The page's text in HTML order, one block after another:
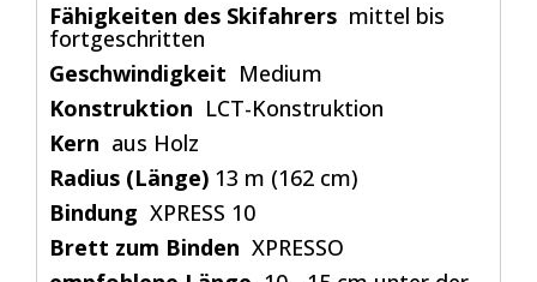
Fähigkeiten des Skifahrers mittel bis
fortgeschritten
Geschwindigkeit Medium
Konstruktion LCT-Konstruktion
Kern aus Holz
Radius (Länge) 13 m (162 cm)
Bindung XPRESS 10
Brett zum Binden XPRESSO